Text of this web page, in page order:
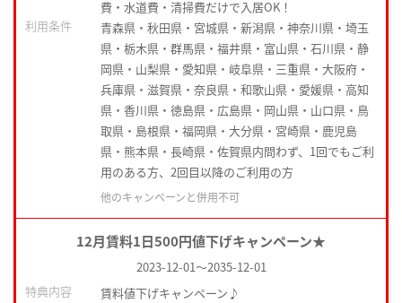
費・水道費・清掃費だけで入居OK！
利用条件
青森県・秋田県・宮城県・新潟県・神奈川県・埼玉
県・栃木県・群馬県・福井県・富山県・石川県・静
岡県・山梨県・愛知県・岐阜県・三重県・大阪府・
兵庫県・滋賀県・奈良県・和歌山県・愛媛県・高知
県・香川県・徳島県・広島県・岡山県・山口県・鳥
取県・島根県・福岡県・大分県・宮崎県・鹿児島
県・熊本県・長崎県・佐賀県内問わず、1回でもご利
用のある方、2回目以降のご利用の方
他のキャンペーンと併用不可
12月賃料1日500円値下げキャンペーン★
2023-12-01～2035-12-01
特典内容
賃料値下げキャンペーン♪